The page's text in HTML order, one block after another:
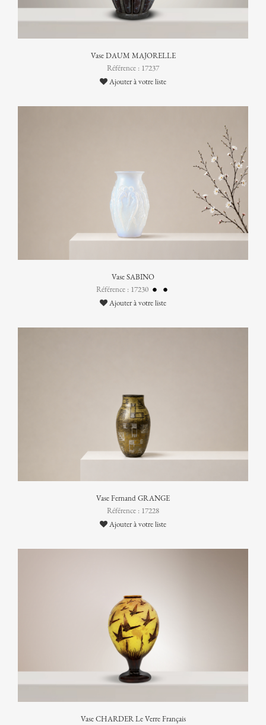
Vase DAUM MAJORELLE
Référence : 17237
Ajouter à votre liste
Vase SABINO
Référence : 17230
Ajouter à votre liste
Vase Fernand GRANGE
Référence : 17228
Ajouter à votre liste
Vase CHARDER Le Verre Français